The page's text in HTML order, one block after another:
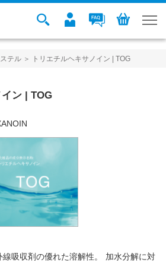
テル ＞ トリエチルヘキサノイン | TOG
イン | TOG
吸収剤の優れた溶解性。 加水分解に対